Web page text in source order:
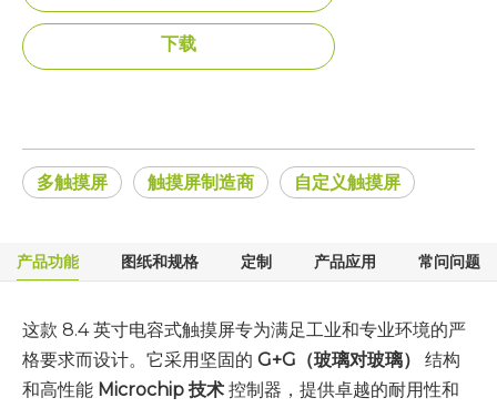
下载
多触摸屏 触摸屏制造商 自定义触摸屏
产品功能 图纸和规格 定制 产品应用 常问问题
这款 8.4 英寸电容式触摸屏专为满足工业和专业环境的严
格要求而设计。它采用坚固的 G+G（玻璃对玻璃）
结构
和高性能 Microchip 技术 控制器，提供卓越的耐用性和